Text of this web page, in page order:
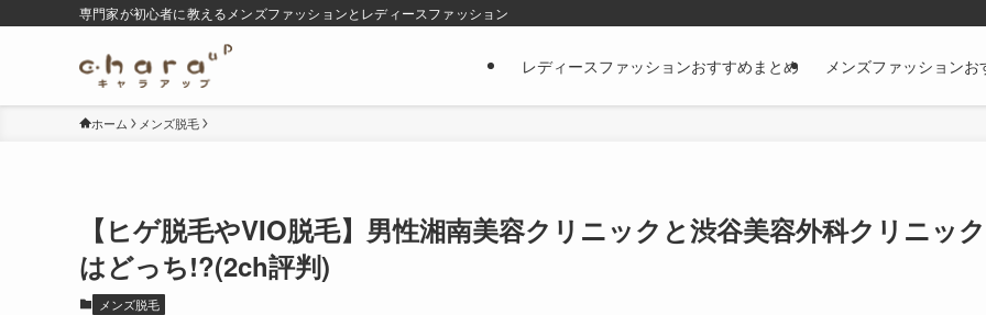
専門家が初心者に教えるメンズファッションとレディースファッション
レディースファッションおすすめまとめ メンズファッションお
ホーム メンズ脱毛
【ヒゲ脱毛やVIO脱毛】男性湘南美容クリニックと渋谷美容外科クリニック
はどっち!?(2ch評判)
メンズ脱毛